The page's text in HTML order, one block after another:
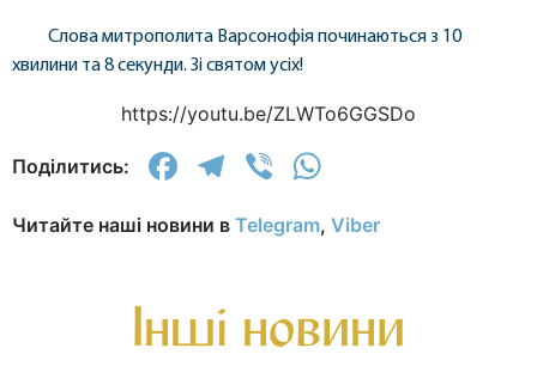
Слова митрополита Варсонофія починаються з 10
хвилини та 8 секунди. Зі святом усіх!
https://youtu.be/ZLWTo6GGSDo
Поділитись: Facebook
Telegram
Viber
Читайте наші новини в Telegram, Viber
Інші новини